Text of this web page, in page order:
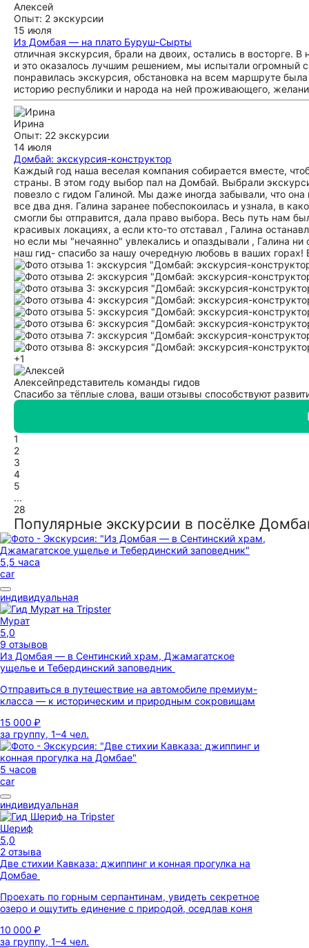
Алексей
Опыт: 2 экскурсии
15 июля
Из Домбая — на плато Буруш-Сырты
отличная экскурсия, брали на двоих, остались в
и это оказалось лучшим решением, мы испытали огромный
понравилась экскурсия, обстановка на всем маршруте
историю республики и народа на ней проживающего,
Ирина
Опыт: 22 экскурсии
14 июля
Домбай: экскурсия-конструктор
Каждый год наша веселая компания собирается вместе,
страны. В этом году выбор пал на Домбай. Выбрали
повезло с гидом Галиной. Мы даже иногда забывали, что
все два дня. Галина заранее побеспокоилась и узнала, в
смогли бы отправится, дала право выбора. Весь путь нам
красивых локациях, а если кто-то отставал , Галина
но если мы "нечаянно" увлекались и опаздывали , Галина
наш гид- спасибо за нашу очередную любовь в ваших
+1
Алексейпредставитель команды гидов
Спасибо за тёплые слова, ваши отзывы способствуют
1
2
3
4
5
...
28
Популярные экскурсии в посёлке
5,5 часа
car
индивидуальная
Мурат
5,0
9 отзывов
Из Домбая — в Сентинский храм, Джамагатское
ущелье и Тебердинский заповедник
Отправиться в путешествие на автомобиле премиум-
класса — к историческим и природным сокровищам
15 000 ₽
за группу, 1–4 чел.
5 часов
car
индивидуальная
Шериф
5,0
2 отзыва
Две стихии Кавказа: джиппинг и конная прогулка на
Домбае
Проехать по горным серпантинам, увидеть секретное
озеро и ощутить единение с природой, оседлав коня
10 000 ₽
за группу, 1–4 чел.